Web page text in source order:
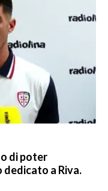
di poter
dedicato a Riva.